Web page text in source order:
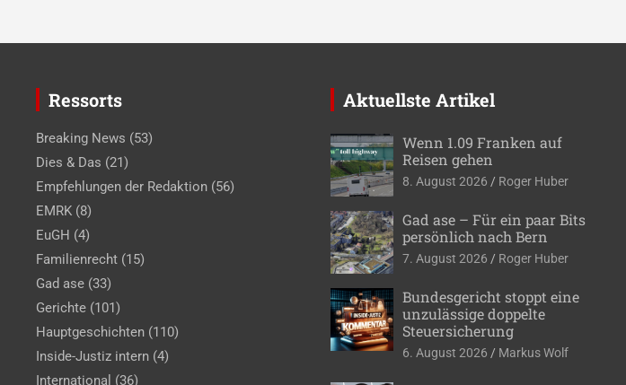
Ressorts
Breaking News (53)
Dies & Das (21)
Empfehlungen der Redaktion (56)
EMRK (8)
EuGH (4)
Familienrecht (15)
Gad ase (33)
Gerichte (101)
Hauptgeschichten (110)
Inside-Justiz intern (4)
International (36)
Aktuellste Artikel
Wenn 1.09 Franken auf
Reisen gehen
8. August 2026 Roger Huber
Gad ase – Für ein paar Bits
persönlich nach Bern
7. August 2026 Roger Huber
Bundesgericht stoppt eine
unzulässige doppelte
Steuersicherung
6. August 2026 Markus Wolf